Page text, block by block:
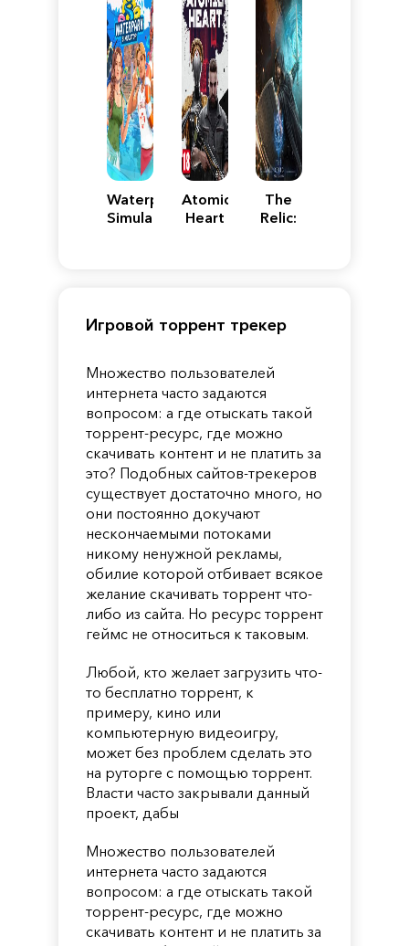
Waterpark
Simulator
Atomic
Heart
The
Relic:
Игровой торрент трекер
Множество пользователей
интернета часто задаются
вопросом: а где отыскать такой
торрент-ресурс, где можно
скачивать контент и не платить за
это? Подобных сайтов-трекеров
существует достаточно много, но
они постоянно докучают
нескончаемыми потоками
никому ненужной рекламы,
обилие которой отбивает всякое
желание скачивать торрент что-
либо из сайта. Но ресурс торрент
геймс не относиться к таковым.
Любой, кто желает загрузить что-
то бесплатно торрент, к
примеру, кино или
компьютерную видеоигру,
может без проблем сделать это
на руторге с помощью торрент.
Власти часто закрывали данный
проект, дабы
Множество пользователей
интернета часто задаются
вопросом: а где отыскать такой
торрент-ресурс, где можно
скачивать контент и не платить за